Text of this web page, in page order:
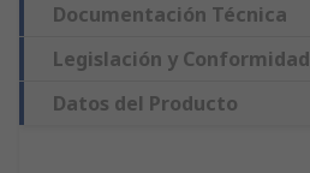
Documentación Técnica
Legislación y Conformidad
Datos del Producto